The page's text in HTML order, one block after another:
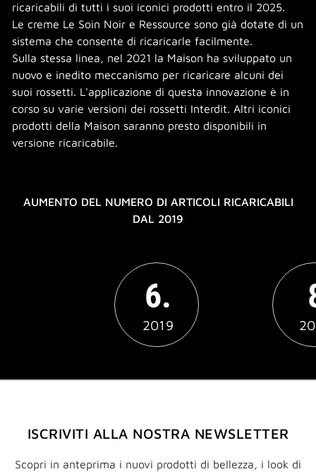
ricaricabili di tutti i suoi iconici prodotti entro il 2025.
Le creme Le Soin Noir e Ressource sono già dotate di un
sistema che consente di ricaricarle facilmente.
Sulla stessa linea, nel 2021 la Maison ha sviluppato un
nuovo e inedito meccanismo per ricaricare alcuni dei
suoi rossetti. L'applicazione di questa innovazione è in
corso su varie versioni dei rossetti Interdit. Altri iconici
prodotti della Maison saranno presto disponibili in
versione ricaricabile.
AUMENTO DEL NUMERO DI ARTICOLI RICARICABILI
DAL 2019
6.
2019
ISCRIVITI ALLA NOSTRA NEWSLETTER
Scopri in anteprima i nuovi prodotti di bellezza, i look di